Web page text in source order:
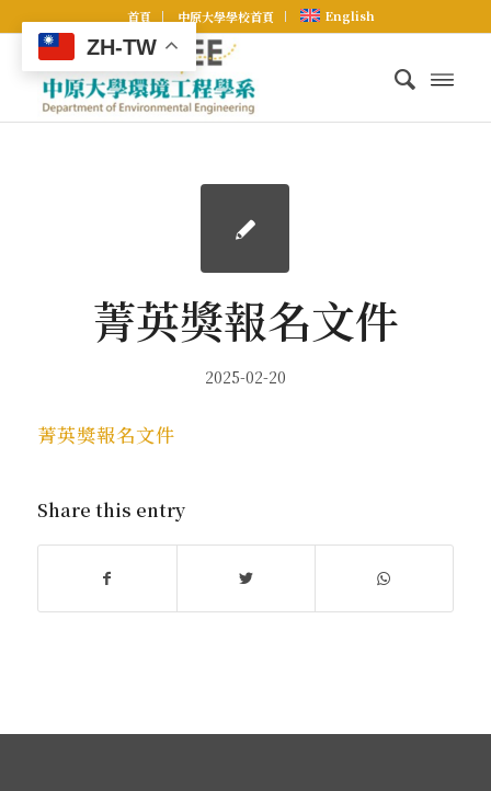
首頁 中原大學學校首頁 English
菁英獎報名文件
2025-02-20
菁英獎報名文件
Share this entry
ZH-TW